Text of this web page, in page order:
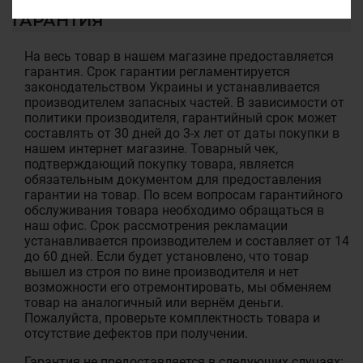
ГАРАНТИЯ
На весь товар в нашем магазине предоставляется
гарантия. Срок гарантии регламентируется
законодательством Украины и устанавливается
производителем запасных частей. В зависимости от
политики производителя, гарантийный срок может
составлять от 30 дней до 3-х лет от даты покупки в
нашем интернет магазине. Товарный чек,
подтверждающий покупку товара, является
обязательным документом для предоставления
гарантии на товар. По всем вопросам гарантийного
обслуживания товара необходимо обращаться в
наш офис. Срок рассмотрения рекламации
устанавливается производителем и составляет от 14
до 60 дней. Если будет установлено, что товар
вышел из строя по вине производителя и нет
возможности его отремонтировать, мы обменяем
товар на аналогичный или вернём деньги.
Пожалуйста, проверьте комплектность товара и
отсутствие дефектов при получении.